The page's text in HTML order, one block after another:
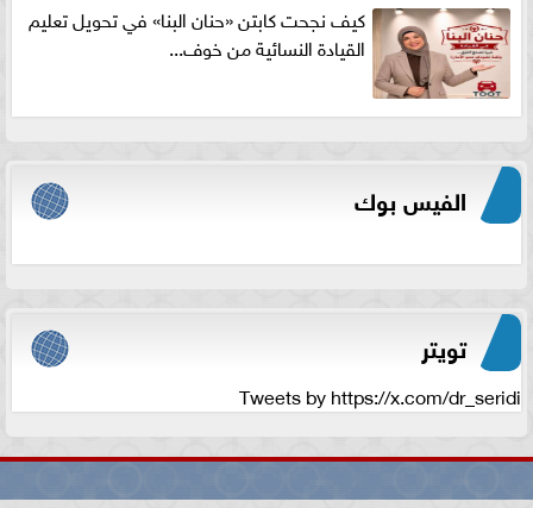
كيف نجحت كابتن «حنان البنا» في تحويل تعليم
القيادة النسائية من خوف...
الفيس بوك
تويتر
Tweets by https://x.com/dr_seridi